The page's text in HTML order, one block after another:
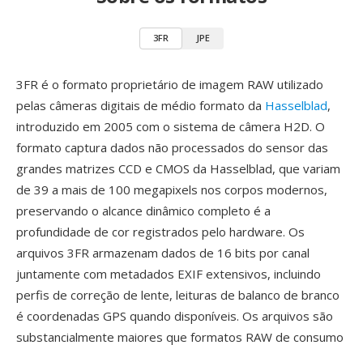
3FR JPE
3FR é o formato proprietário de imagem RAW utilizado
pelas câmeras digitais de médio formato da Hasselblad,
introduzido em 2005 com o sistema de câmera H2D. O
formato captura dados não processados do sensor das
grandes matrizes CCD e CMOS da Hasselblad, que variam
de 39 a mais de 100 megapixels nos corpos modernos,
preservando o alcance dinâmico completo é a
profundidade de cor registrados pelo hardware. Os
arquivos 3FR armazenam dados de 16 bits por canal
juntamente com metadados EXIF extensivos, incluindo
perfis de correção de lente, leituras de balanco de branco
é coordenadas GPS quando disponíveis. Os arquivos são
substancialmente maiores que formatos RAW de consumo